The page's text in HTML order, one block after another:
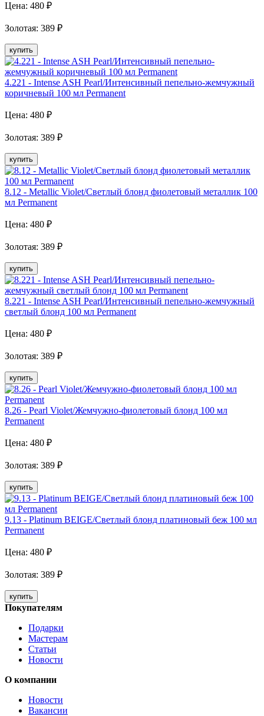
Цена: 480 ₽
Золотая: 389 ₽
купить
4.221 - Intense ASH Pearl/Интенсивный пепельно-жемчужный
коричневый 100 мл Permanent
Цена: 480 ₽
Золотая: 389 ₽
купить
8.12 - Metallic Violet/Светлый блонд фиолетовый металлик 100
мл Рermanent
Цена: 480 ₽
Золотая: 389 ₽
купить
8.221 - Intense ASH Pearl/Интенсивный пепельно-жемчужный
светлый блонд 100 мл Рermanent
Цена: 480 ₽
Золотая: 389 ₽
купить
8.26 - Pearl Violet/Жемчужно-фиолетовый блонд 100 мл
Рermanent
Цена: 480 ₽
Золотая: 389 ₽
купить
9.13 - Platinum BEIGE/Светлый блонд платиновый беж 100 мл
Рermanent
Цена: 480 ₽
Золотая: 389 ₽
купить
Покупателям
Подарки
Мастерам
Статьи
Новости
О компании
Новости
Вакансии